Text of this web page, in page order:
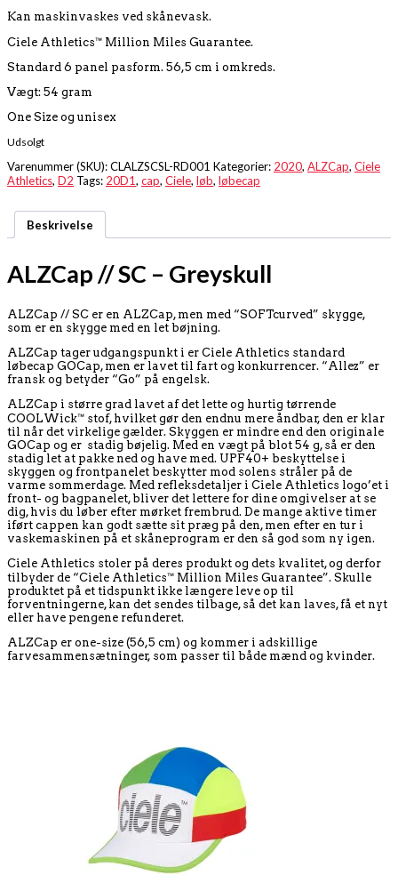
Kan maskinvaskes ved skånevask.
Ciele Athletics™ Million Miles Guarantee.
Standard 6 panel pasform. 56,5 cm i omkreds.
Vægt: 54 gram
One Size og unisex
Udsolgt
Varenummer (SKU):CLALZSCSL-RD001 Kategorier: 2020, ALZCap, Ciele
Athletics, D2 Tags: 20D1, cap, Ciele, løb, løbecap
Beskrivelse
ALZCap // SC – Greyskull
ALZCap // SC er en ALZCap, men med “SOFTcurved” skygge,
som er en skygge med en let bøjning.
ALZCap tager udgangspunkt i er Ciele Athletics standard
løbecap GOCap, men er lavet til fart og konkurrencer. “Allez” er
fransk og betyder “Go” på engelsk.
ALZCap i større grad lavet af det lette og hurtig tørrende
COOLWick™ stof, hvilket gør den endnu mere åndbar, den er klar
til når det virkelige gælder. Skyggen er mindre end den originale
GOCap og er stadig bøjelig. Med en vægt på blot 54 g, så er den
stadig let at pakke ned og have med. UPF40+ beskyttelse i
skyggen og frontpanelet beskytter mod solens stråler på de
varme sommerdage. Med refleksdetaljer i Ciele Athletics logo’et i
front- og bagpanelet, bliver det lettere for dine omgivelser at se
dig, hvis du løber efter mørket frembrud. De mange aktive timer
iført cappen kan godt sætte sit præg på den, men efter en tur i
vaskemaskinen på et skåneprogram er den så god som ny igen.
Ciele Athletics stoler på deres produkt og dets kvalitet, og derfor
tilbyder de “Ciele Athletics™ Million Miles Guarantee”. Skulle
produktet på et tidspunkt ikke længere leve op til
forventningerne, kan det sendes tilbage, så det kan laves, få et nyt
eller have pengene refunderet.
ALZCap er one-size (56,5 cm) og kommer i adskillige
farvesammensætninger, som passer til både mænd og kvinder.